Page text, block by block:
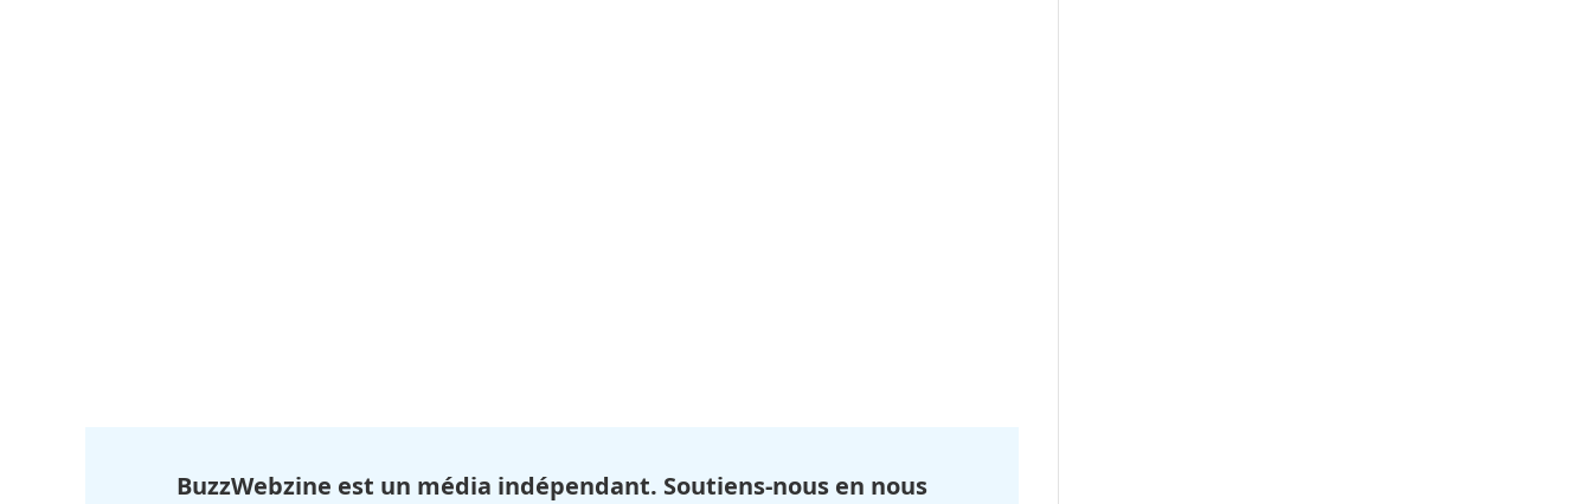
BuzzWebzine est un média indépendant. Soutiens-nous en nous